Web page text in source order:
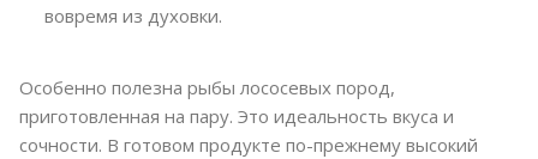
вовремя из духовки.
Особенно полезна рыбы лососевых пород,
приготовленная на пару. Это идеальность вкуса и
сочности. В готовом продукте по-прежнему высокий